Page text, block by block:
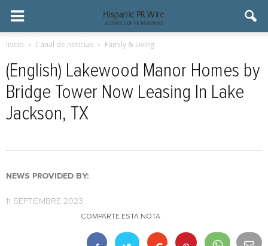
Inicio Canal de noticias Family & Living
(English) Lakewood Manor Homes by
Bridge Tower Now Leasing In Lake
Jackson, TX
NEWS PROVIDED BY:
11 SEPTIEMBRE 2023
COMPARTE ESTA NOTA